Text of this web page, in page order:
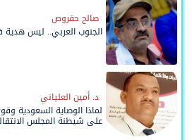
صالح حقروص
الجنوب العربي.. ليس
د. أمين العلياني
لماذا الوصاية السعودية
على شيطنة المجلس
وحواضنه الشعبية؟